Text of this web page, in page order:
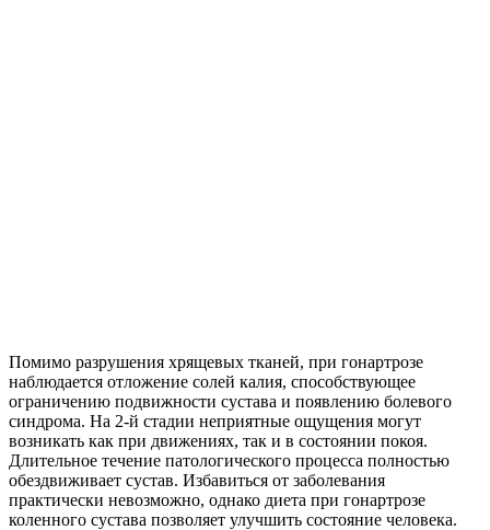
Помимо разрушения хрящевых тканей, при гонартрозе
наблюдается отложение солей калия, способствующее
ограничению подвижности сустава и появлению болевого
синдрома. На 2-й стадии неприятные ощущения могут
возникать как при движениях, так и в состоянии покоя.
Длительное течение патологического процесса полностью
обездвиживает сустав. Избавиться от заболевания
практически невозможно, однако диета при гонартрозе
коленного сустава позволяет улучшить состояние человека.